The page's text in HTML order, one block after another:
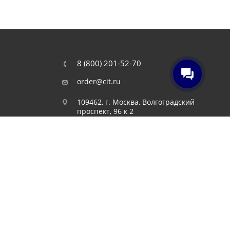
8 (800) 201-52-70
order@cit.ru
109462, г. Москва, Волгоградский
проспект, 96 к 2